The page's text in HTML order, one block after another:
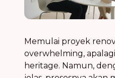
Memulai proyek
overwhelming,
heritage. Namun,